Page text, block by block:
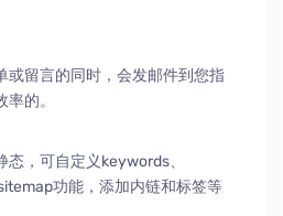
或留言的同时，会发邮件到您指
的。
，可自定义keywords、
功能，添加内链和标签等